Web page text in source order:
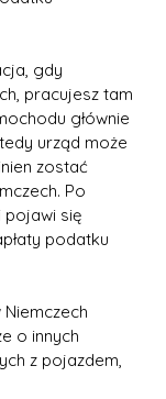
gdy
pracujesz tam
głównie
urząd może
zostać
Po
pojawi się
podatku
o innych
z pojazdem,